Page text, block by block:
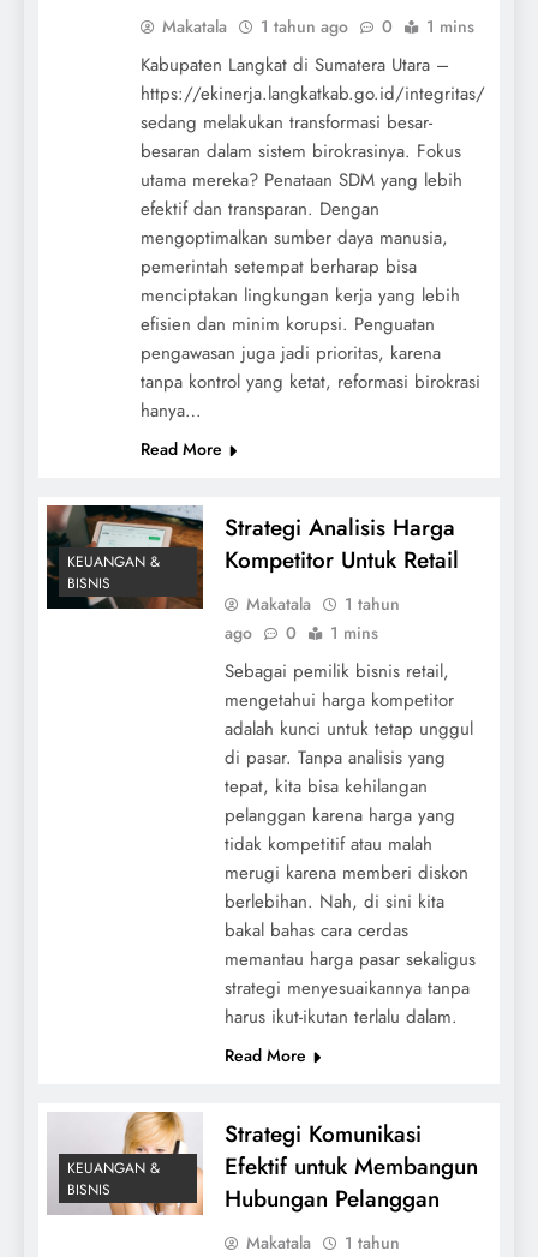
Makatala 1 tahun ago 0 1 mins
Kabupaten Langkat di Sumatera Utara –
https://ekinerja.langkatkab.go.id/integritas/
sedang melakukan transformasi besar-
besaran dalam sistem birokrasinya. Fokus
utama mereka? Penataan SDM yang lebih
efektif dan transparan. Dengan
mengoptimalkan sumber daya manusia,
pemerintah setempat berharap bisa
menciptakan lingkungan kerja yang lebih
efisien dan minim korupsi. Penguatan
pengawasan juga jadi prioritas, karena
tanpa kontrol yang ketat, reformasi birokrasi
hanya…
Read More
KEUANGAN &
BISNIS
Strategi Analisis Harga
Kompetitor Untuk Retail
Makatala
1 tahun
ago
0 1 mins
Sebagai pemilik bisnis retail,
mengetahui harga kompetitor
adalah kunci untuk tetap unggul
di pasar. Tanpa analisis yang
tepat, kita bisa kehilangan
pelanggan karena harga yang
tidak kompetitif atau malah
merugi karena memberi diskon
berlebihan. Nah, di sini kita
bakal bahas cara cerdas
memantau harga pasar sekaligus
strategi menyesuaikannya tanpa
harus ikut-ikutan terlalu dalam.
Read More
KEUANGAN &
BISNIS
Strategi Komunikasi
Efektif untuk Membangun
Hubungan Pelanggan
Makatala
1 tahun